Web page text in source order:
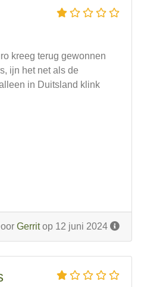
kreeg terug gewonnen
ijn het net als de
in Duitsland klink
Gerritop 12 juni 2024